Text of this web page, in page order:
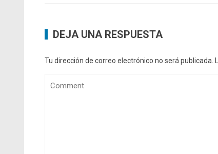
DEJA UNA RESPUESTA
Tu dirección de correo electrónico no será publicada.